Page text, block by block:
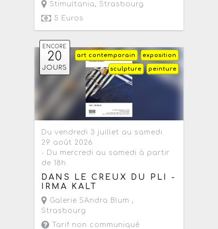
Stimultania, Strasbourg
5 Euros
ENCORE
20
JOURS
exposition
art contemporain
peinture
sculpture
Du vendredi 3 juillet au samedi
29 août 2026
- Du mercredi au samedi à partir
de 18h
DANS LE CREUX DU PLI -
IRMA KALT
Galerie SAndra Blum ,
Strasbourg
Tarif non communiqué